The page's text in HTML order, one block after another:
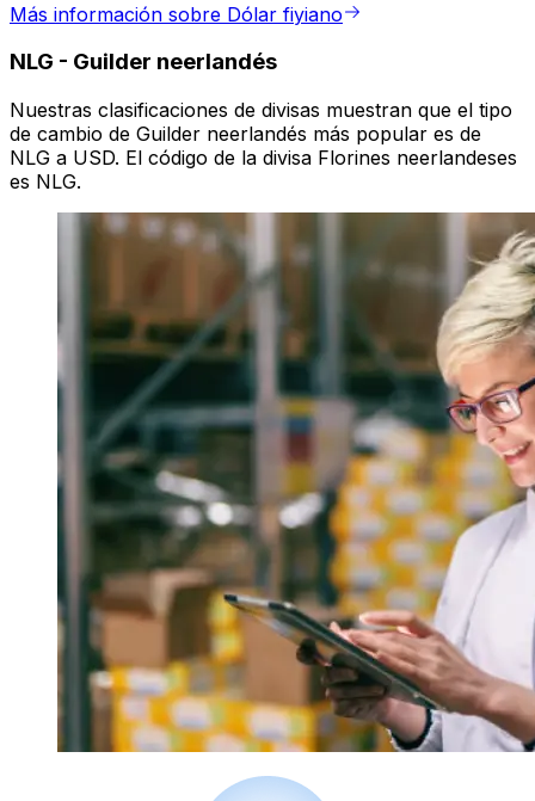
Más información sobre Dólar fiyiano
NLG - Guilder neerlandés
Nuestras clasificaciones de divisas muestran que el tipo
de cambio de Guilder neerlandés más popular es de
NLG a USD. El código de la divisa Florines neerlandeses
es NLG.